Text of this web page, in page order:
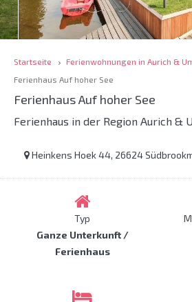
Startseite
Ferienwohnungen in Aurich &
Ferienhaus Auf hoher See
Ferienhaus Auf hoher See
Ferienhaus in der Region Aurich &
Heinkens Hoek 44, 26624
Typ
Ganze Unterkunft /
Ferienhaus